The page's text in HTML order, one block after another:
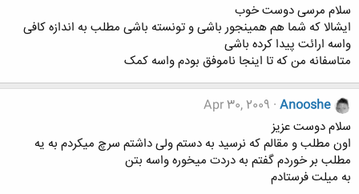
سلام مرسی دوست خوب
ایشالا که شما هم همینجور باشی و تونسته باشی مطلب به اندازه کافی
واسه ارائت پیدا کرده باشی
متاسفانه من که تا اینجا ناموفق بودم واسه کمک
Anooshe
Apr 30, 2009
سلام دوست عزیز
اون مطلب و مقالم که نرسید به دستم ولی داشتم سرچ میکردم به یه
مطلب بر خوردم گفتم به دردت میخوره واسه بتن
به میلت فرستادم